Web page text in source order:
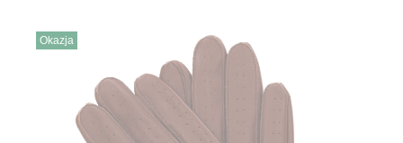
Okazja